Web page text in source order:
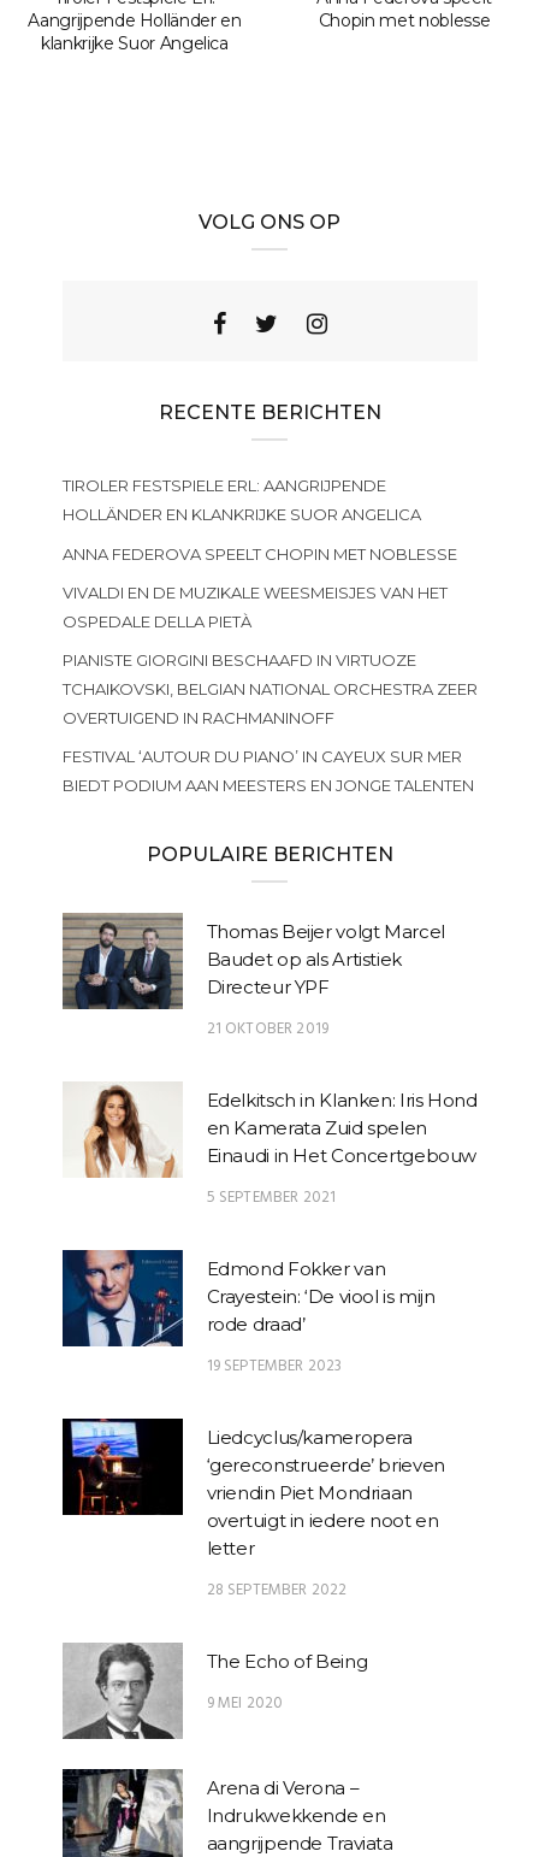
Aangrijpende Holländer en
klankrijke Suor Angelica
Chopin met noblesse
VOLG ONS OP
RECENTE BERICHTEN
TIROLER FESTSPIELE ERL: AANGRIJPENDE
HOLLÄNDER EN KLANKRIJKE SUOR ANGELICA
ANNA FEDEROVA SPEELT CHOPIN MET NOBLESSE
VIVALDI EN DE MUZIKALE WEESMEISJES VAN HET
OSPEDALE DELLA PIETÀ
PIANISTE GIORGINI BESCHAAFD IN VIRTUOZE
TCHAIKOVSKI, BELGIAN NATIONAL ORCHESTRA ZEER
OVERTUIGEND IN RACHMANINOFF
FESTIVAL ‘AUTOUR DU PIANO’ IN CAYEUX SUR MER
BIEDT PODIUM AAN MEESTERS EN JONGE TALENTEN
POPULAIRE BERICHTEN
Thomas Beijer volgt Marcel
Baudet op als Artistiek
Directeur YPF
21 OKTOBER 2019
Edelkitsch in Klanken: Iris Hond
en Kamerata Zuid spelen
Einaudi in Het Concertgebouw
5 SEPTEMBER 2021
Edmond Fokker van
Crayestein: ‘De viool is mijn
rode draad’
19 SEPTEMBER 2023
Liedcyclus/kameropera
‘gereconstrueerde’ brieven
vriendin Piet Mondriaan
overtuigt in iedere noot en
letter
28 SEPTEMBER 2022
The Echo of Being
9 MEI 2020
Arena di Verona –
Indrukwekkende en
aangrijpende Traviata